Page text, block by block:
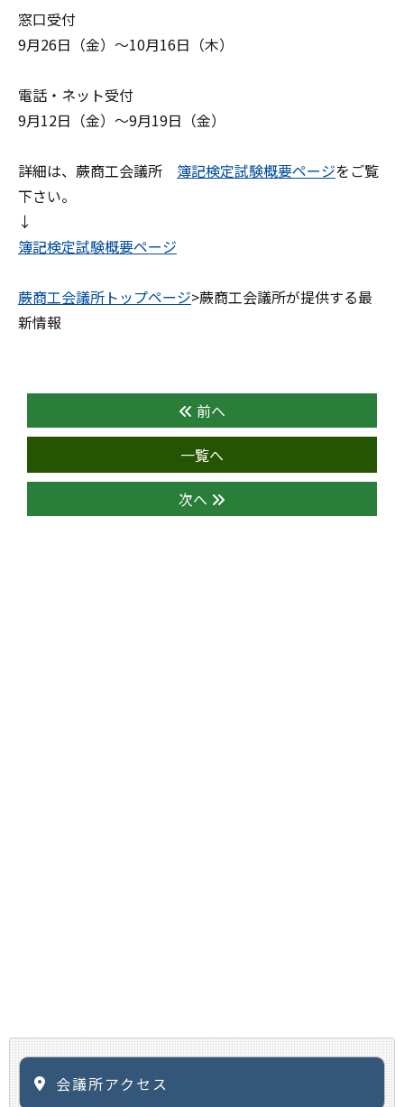
会議所アクセス
窓口受付
9月26日（金）～10月16日（木）
電話・ネット受付
9月12日（金）～9月19日（金）
詳細は、蕨商工会議所 簿記検定試験概要ページをご覧
下さい。
↓
簿記検定試験概要ページ
蕨商工会議所トップページ>蕨商工会議所が提供する最
新情報
前へ
一覧へ
次へ